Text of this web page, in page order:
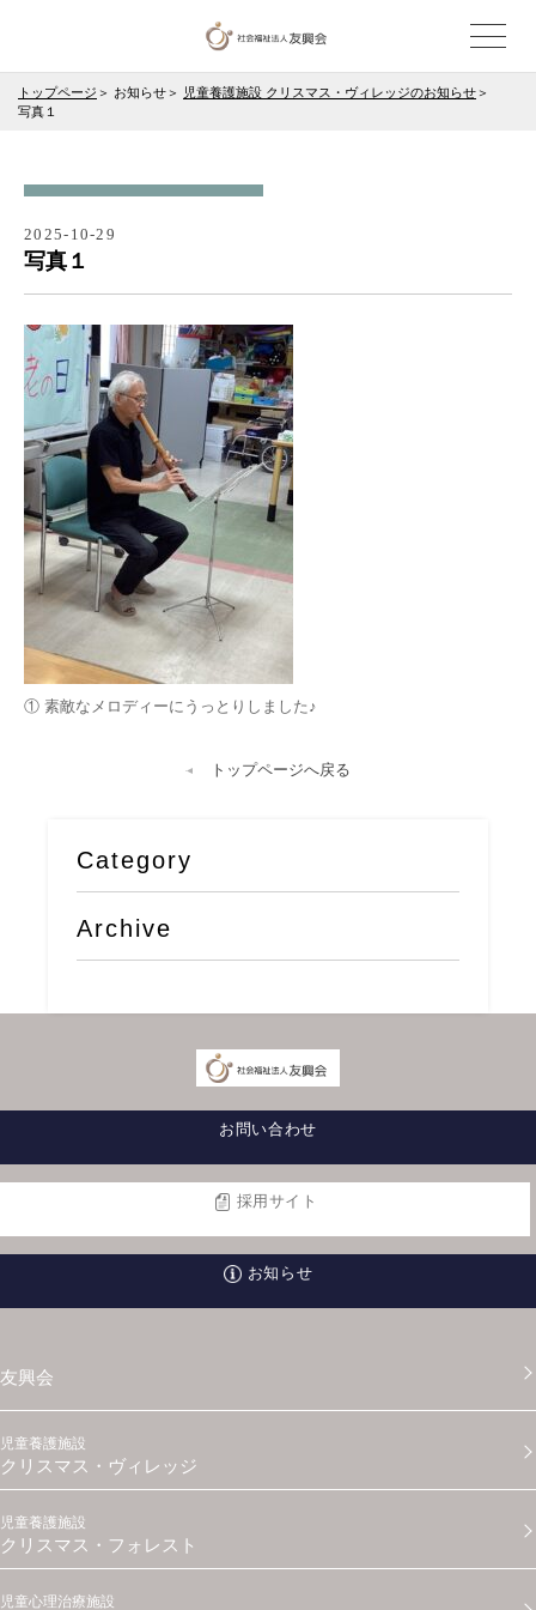
トップページ お知らせ
児童養護施設 クリスマス・ヴィレッジのお知らせ
写真１
2025-10-29
写真１
① 素敵なメロディーにうっとりしました♪
トップページへ戻る
Category
Archive
お問い合わせ
採用サイト
お知らせ
友興会
児童養護施設
クリスマス・ヴィレッジ
児童養護施設
クリスマス・フォレスト
児童心理治療施設